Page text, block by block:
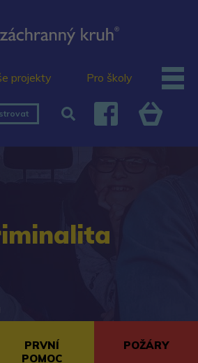
projekty Pro školy
PRVNÍ
POMOC
POŽÁRY